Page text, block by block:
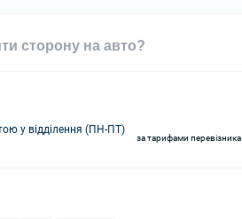
сторону на авто?
у відділення (ПН-ПТ)
за тарифами перевізника